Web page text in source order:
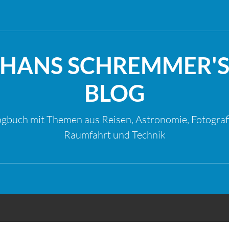
HANS SCHREMMER'S
BLOG
mit Themen aus Reisen, Astronomie,
Raumfahrt und Technik